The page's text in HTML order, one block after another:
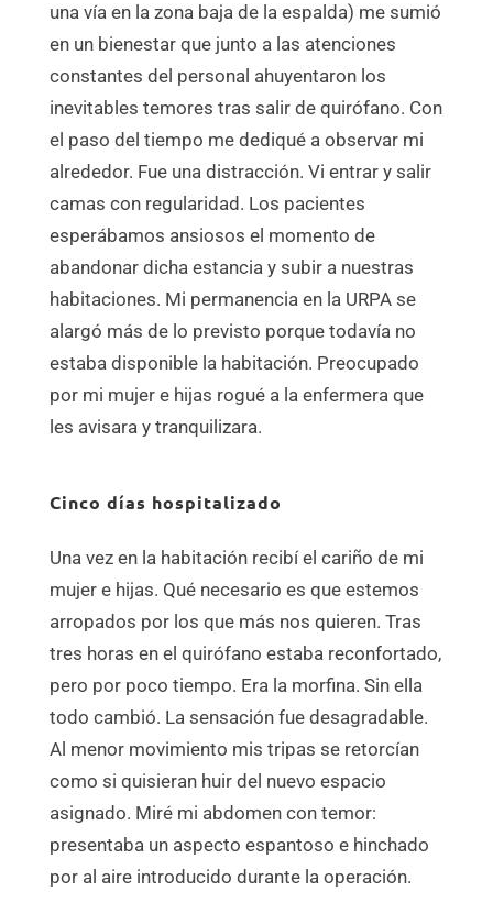
una vía en la zona baja de la espalda) me sumió
en un bienestar que junto a las atenciones
constantes del personal ahuyentaron los
inevitables temores tras salir de quirófano. Con
el paso del tiempo me dediqué a observar mi
alrededor. Fue una distracción. Vi entrar y salir
camas con regularidad. Los pacientes
esperábamos ansiosos el momento de
abandonar dicha estancia y subir a nuestras
habitaciones. Mi permanencia en la URPA se
alargó más de lo previsto porque todavía no
estaba disponible la habitación. Preocupado
por mi mujer e hijas rogué a la enfermera que
les avisara y tranquilizara.
Cinco días hospitalizado
Una vez en la habitación recibí el cariño de mi
mujer e hijas. Qué necesario es que estemos
arropados por los que más nos quieren. Tras
tres horas en el quirófano estaba reconfortado,
pero por poco tiempo. Era la morfina. Sin ella
todo cambió. La sensación fue desagradable.
Al menor movimiento mis tripas se retorcían
como si quisieran huir del nuevo espacio
asignado. Miré mi abdomen con temor:
presentaba un aspecto espantoso e hinchado
por al aire introducido durante la operación.